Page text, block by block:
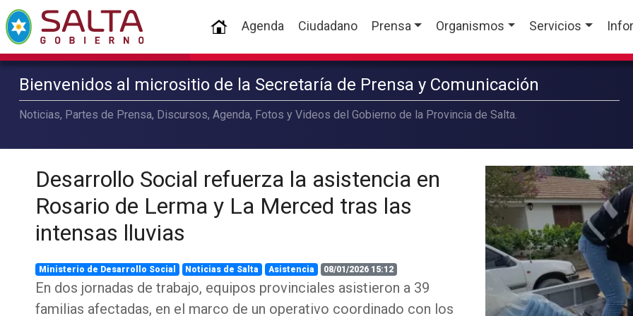
(current)
Agenda Ciudadano Prensa Organismos Servicios
Bienvenidos al micrositio de la Secretaría de Prensa y Comunicación
Noticias, Partes de Prensa, Discursos, Agenda, Fotos y Videos del Gobierno de la Provincia de Salta.
Desarrollo Social refuerza la asistencia en
Rosario de Lerma y La Merced tras las
intensas lluvias
Ministerio de Desarrollo Social Noticias de Salta Asistencia 08/01/2026 15:12
En dos jornadas de trabajo, equipos provinciales asistieron a 39
familias afectadas, en el marco de un operativo coordinado con los